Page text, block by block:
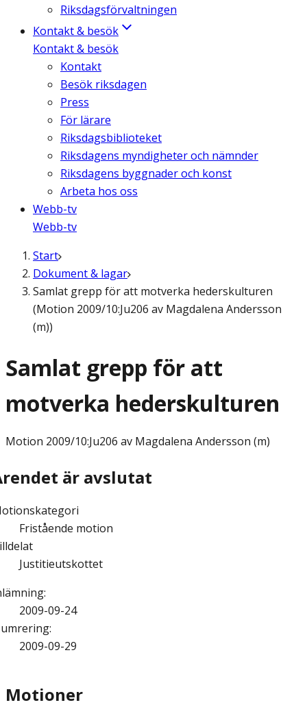
Riksdagsförvaltningen
Kontakt & besök
Kontakt & besök
Kontakt
Besök riksdagen
Press
För lärare
Riksdagsbiblioteket
Riksdagens myndigheter och nämnder
Riksdagens byggnader och konst
Arbeta hos oss
Webb-tv
Webb-tv
Start
Dokument & lagar
Samlat grepp för att motverka hederskulturen
(Motion 2009/10:Ju206 av Magdalena Andersson
(m))
Samlat grepp för att
motverka hederskulturen
Motion 2009/10:Ju206 av Magdalena Andersson (m)
är avslutat
Fristående motion
Justitieutskottet
:
2009-09-24
:
2009-09-29
Motioner